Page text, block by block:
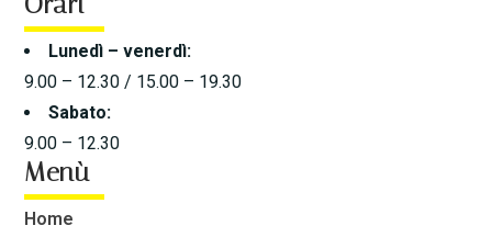
Lunedì – venerdì:
9.00 – 12.30 / 15.00 – 19.30
Sabato:
9.00 – 12.30
Menù
Home